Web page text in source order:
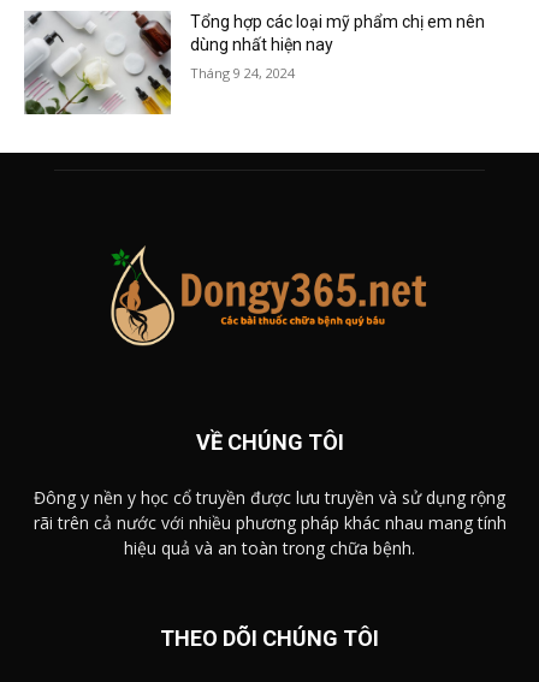
Tổng hợp các loại mỹ phẩm chị em nên
dùng nhất hiện nay
Tháng 9 24, 2024
VỀ CHÚNG TÔI
Đông y nền y học cổ truyền được lưu truyền và sử dụng rộng
rãi trên cả nước với nhiều phương pháp khác nhau mang tính
hiệu quả và an toàn trong chữa bệnh.
THEO DÕI CHÚNG TÔI